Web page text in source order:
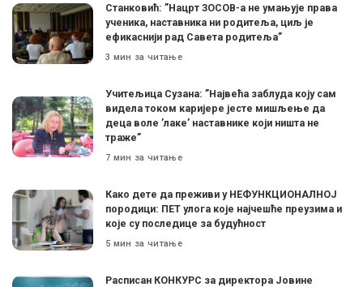
Станковић: ”Нацрт ЗОСОВ-а не умањује права
ученика, наставника ни родитеља, циљ је
ефикаснији рад Савета родитеља”
3 мин за читање
Учитељица Сузана: ”Највећа заблуда коју сам
видела током каријере јесте мишљење да
деца воле ’лаке’ наставнике који ништа не
траже”
7 мин за читање
Како дете да преживи у НЕФУНКЦИОНАЛНОЈ
породици: ПЕТ улога које најчешће преузима и
које су последице за будућност
5 мин за читање
Расписан КОНКУРС за директора Јовине